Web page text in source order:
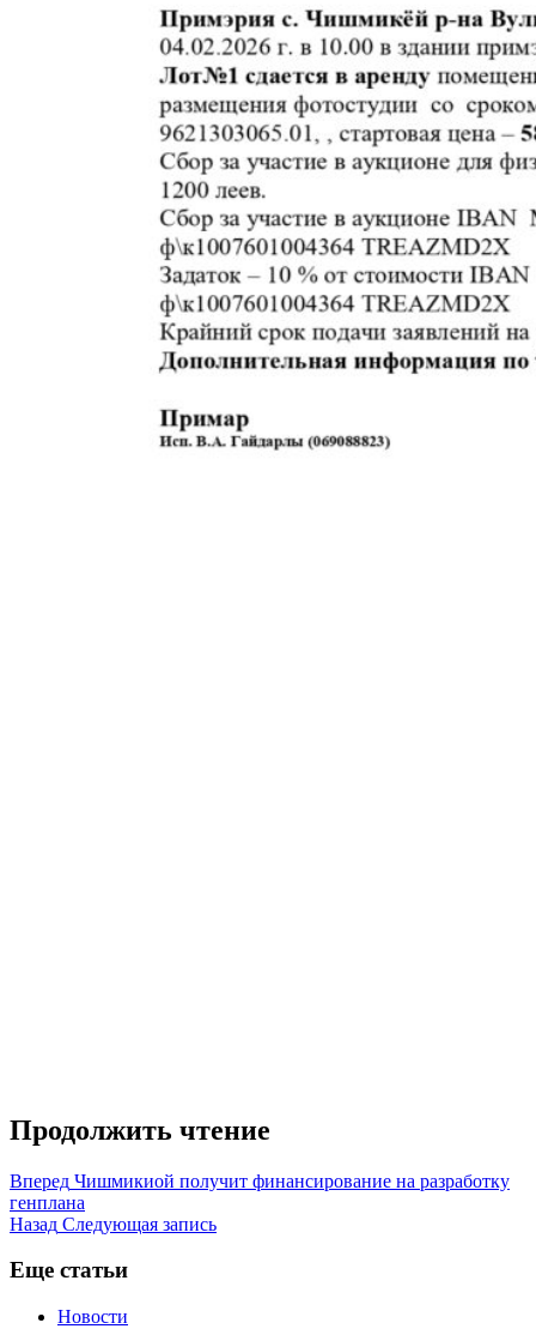
Продолжить чтение
Вперед Чишмикиой получит финансирование на разработку
генплана
Назад Следующая запись
Еще статьи
Новости